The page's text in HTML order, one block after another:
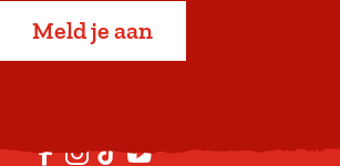
b
Meld je aan